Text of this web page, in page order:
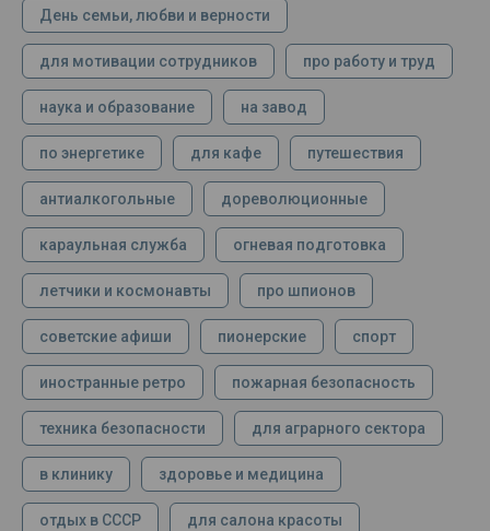
День семьи, любви и верности
для мотивации сотрудников про работу и труд
наука и образование на завод
по энергетике для кафе путешествия
антиалкогольные дореволюционные
караульная служба огневая подготовка
летчики и космонавты про шпионов
советские афиши пионерские спорт
иностранные ретро пожарная безопасность
техника безопасности для аграрного сектора
в клинику здоровье и медицина
отдых в СССР для салона красоты